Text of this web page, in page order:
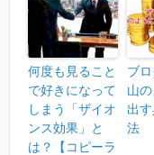
何度も見ること
で好きになって
しまう「ザイオ
ンス効果」と
は？【コピーラ
ブ
山
出
法